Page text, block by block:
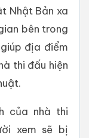
Nhật Bản xa
bên trong
địa điểm
thi đấu hiện
của nhà thi
xem sẽ bị